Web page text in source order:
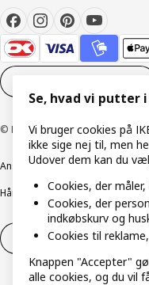
© Inter IKEA Systems B.V. 1999-
Ansvarlig rapportering
Håndtering af persondata
Fortryd dit køb
Se, hvad vi putter
Vi bruger cookies på
ikke sige nej til, men
Udover dem kan du
Cookies, der
Cookies, der
indkøbskurv og
Cookies til
Knappen "Accepter"
alle cookies, og du vil